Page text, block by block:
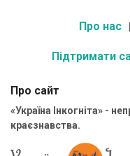
Про нас
Підтримати
Про сайт
«Україна Інкогніта» -
краєзнавства.